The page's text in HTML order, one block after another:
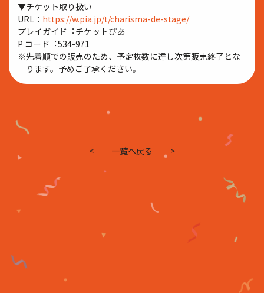
▼チケット取り扱い
URL： https://w.pia.jp/t/charisma-de-stage/
プレイガイド︓チケットぴあ
P コード︓534-971
※先着順での販売のため、予定枚数に達し次第販売終了とな
ります。予めご了承ください。
< 一覧へ戻る >